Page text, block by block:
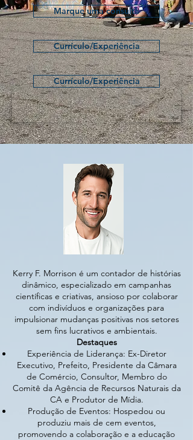
Marque uma consulta
Currículo/Experiência
Currículo/Experiência
Kerry F. Morrison é um contador de histórias
dinâmico, especializado em campanhas
científicas e criativas, ansioso por colaborar
com indivíduos e organizações para
impulsionar mudanças positivas nos setores
sem fins lucrativos e ambientais.
Destaques
Experiência de Liderança: Ex-Diretor
Executivo, Prefeito, Presidente da Câmara
de Comércio, Consultor, Membro do
Comitê da Agência de Recursos Naturais da
CA e Produtor de Mídia.
Produção de Eventos: Hospedou ou
produziu mais de cem eventos,
promovendo a colaboração e a educação